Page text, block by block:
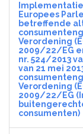
Europees
betreffende
Verordening
2009/22/EG
nr. 524/2013
van 21 mei
Verordening
2009/22/EG
consumenten)